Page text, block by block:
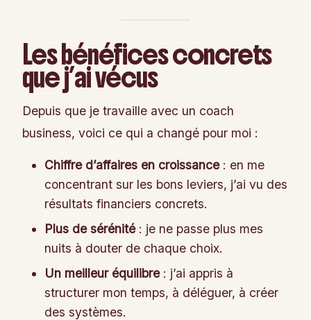
Les bénéfices concrets
que j’ai vécus
Depuis que je travaille avec un coach
business, voici ce qui a changé pour moi :
Chiffre d’affaires en croissance: en me
concentrant sur les bons leviers, j’ai vu des
résultats financiers concrets.
Plus de sérénité: je ne passe plus mes
nuits à douter de chaque choix.
Un meilleur équilibre: j’ai appris à
structurer mon temps, à déléguer, à créer
des systèmes.